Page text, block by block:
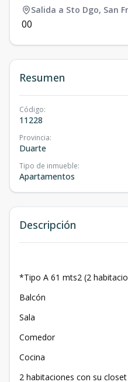
Salida a Sto Dgo, San
00
Resumen
Código:
11228
Provincia:
Duarte
Tipo de inmueble:
Apartamentos
Descripción
*Tipo A 61 mts2 (2
Balcón
Sala
Comedor
Cocina
2 habitaciones con su closet